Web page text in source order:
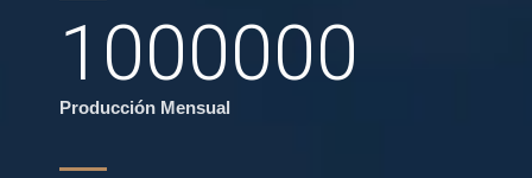
1000000
Producción Mensual